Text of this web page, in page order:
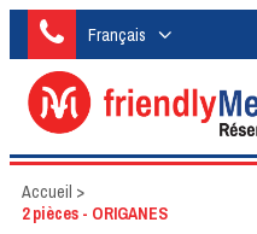
Français
Accueil >
2 pièces - ORIGANES